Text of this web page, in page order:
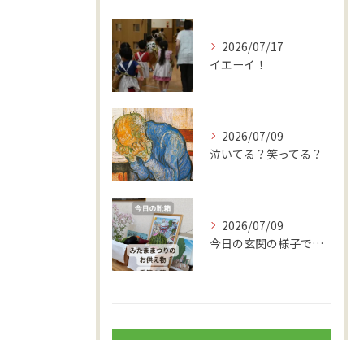
2026/07/17
イエーイ！
2026/07/09
泣いてる？笑ってる？
2026/07/09
今日の玄関の様子です。